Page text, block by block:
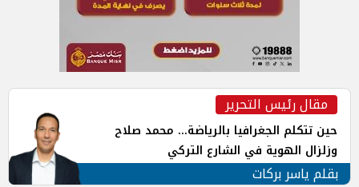
مقال رئيس التحرير
حين تتكلم الجغرافيا بالرياضة... محمد صلاح
وزلزال الهوية في الشارع التركي
بقلم ياسر بركات